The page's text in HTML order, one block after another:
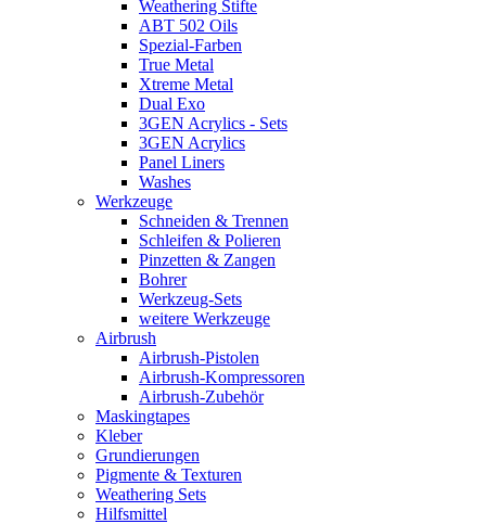
Weathering Stifte
ABT 502 Oils
Spezial-Farben
True Metal
Xtreme Metal
Dual Exo
3GEN Acrylics - Sets
3GEN Acrylics
Panel Liners
Washes
Werkzeuge
Schneiden & Trennen
Schleifen & Polieren
Pinzetten & Zangen
Bohrer
Werkzeug-Sets
weitere Werkzeuge
Airbrush
Airbrush-Pistolen
Airbrush-Kompressoren
Airbrush-Zubehör
Maskingtapes
Kleber
Grundierungen
Pigmente & Texturen
Weathering Sets
Hilfsmittel